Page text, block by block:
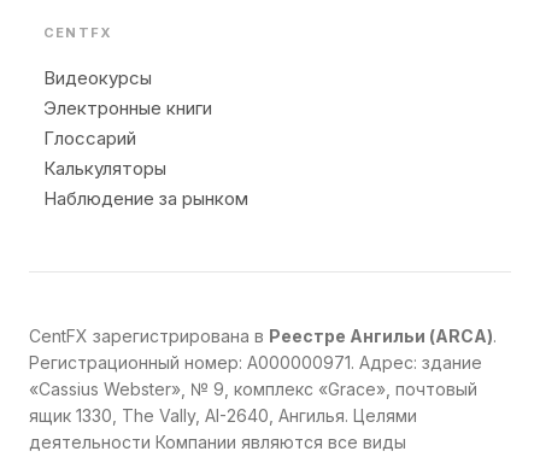
CENTFX
Видеокурсы
Электронные книги
Глоссарий
Калькуляторы
Наблюдение за рынком
CentFX зарегистрирована в Реестре Ангильи (ARCA).
Регистрационный номер: A000000971. Адрес: здание
«Cassius Webster», № 9, комплекс «Grace», почтовый
ящик 1330, The Vally, AI-2640, Ангилья. Целями
деятельности Компании являются все виды